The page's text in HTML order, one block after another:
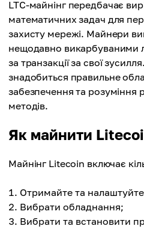
LTC-майнінг передбачає
математичних задач для
захисту мережі. Майнери
нещодавно викарбуваними
за транзакції за свої
знадобиться правильне
забезпечення та розуміння
методів.
Як майнити
Майнінг Litecoin включає
Отримайте та
Вибрати обладнання;
Вибрати та встановити